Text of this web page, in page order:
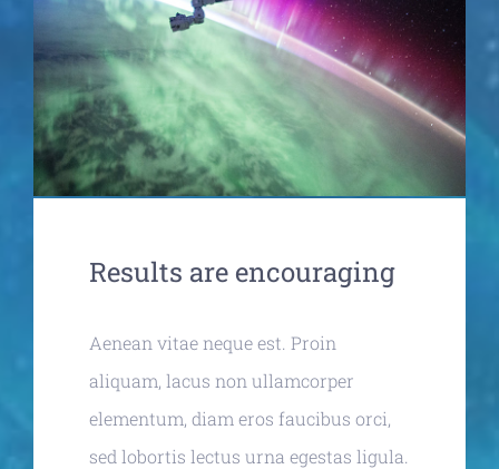
Results are encouraging
Aenean vitae neque est. Proin
aliquam, lacus non ullamcorper
elementum, diam eros faucibus orci,
sed lobortis lectus urna egestas ligula.